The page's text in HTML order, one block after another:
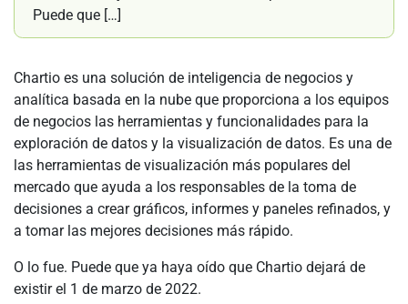
Puede que […]
Chartio es una solución de inteligencia de negocios y
analítica basada en la nube que proporciona a los equipos
de negocios las herramientas y funcionalidades para la
exploración de datos y la visualización de datos. Es una de
las herramientas de visualización más populares del
mercado que ayuda a los responsables de la toma de
decisiones a crear gráficos, informes y paneles refinados, y
a tomar las mejores decisiones más rápido.
O lo fue. Puede que ya haya oído que Chartio dejará de
existir el 1 de marzo de 2022.